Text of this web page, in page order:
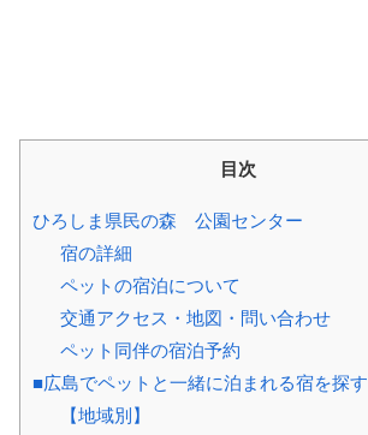
目次
ひろしま県民の森 公園センター
宿の詳細
ペットの宿泊について
交通アクセス・地図・問い合わせ
ペット同伴の宿泊予約
■広島でペットと一緒に泊まれる宿を探す
【地域別】